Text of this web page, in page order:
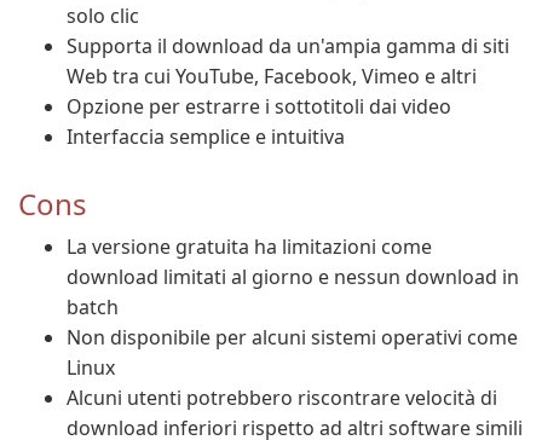
solo clic
Supporta il download da un'ampia gamma di siti
Web tra cui YouTube, Facebook, Vimeo e altri
Opzione per estrarre i sottotitoli dai video
Interfaccia semplice e intuitiva
Cons
La versione gratuita ha limitazioni come
download limitati al giorno e nessun download in
batch
Non disponibile per alcuni sistemi operativi come
Linux
Alcuni utenti potrebbero riscontrare velocità di
download inferiori rispetto ad altri software simili